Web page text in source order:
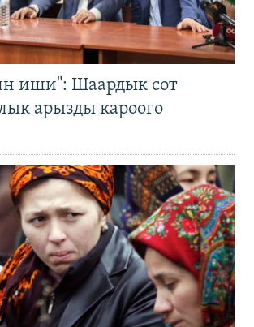
иши": Шаардык сот
арызды кароого